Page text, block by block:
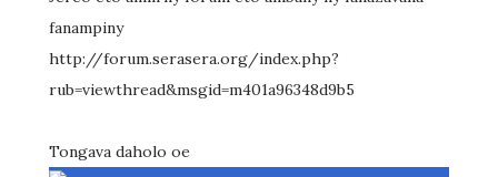
fanampiny
http://forum.serasera.org/index.php?
rub=viewthread&msgid=m401a96348d9b5
Tongava daholo oe